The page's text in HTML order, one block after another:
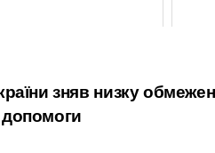
зняв низку
допомоги